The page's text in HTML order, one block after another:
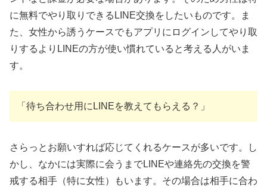
に無料でやり取りできるLINE交換をしたいものです。ま
た、女性から誘うケースでもアプリにログインしてやり取
りするよりLINEの方が使い慣れていると考える人がいま
す。
「待ち合わせ用にLINEを教えてもらえる？」
さらっとお願いすれば応じてくれるケースが多いです。し
かし、なかには実際に会うまでLINEや連絡先の交換を警
戒する相手（特に女性）もいます。その場合は相手に合わ